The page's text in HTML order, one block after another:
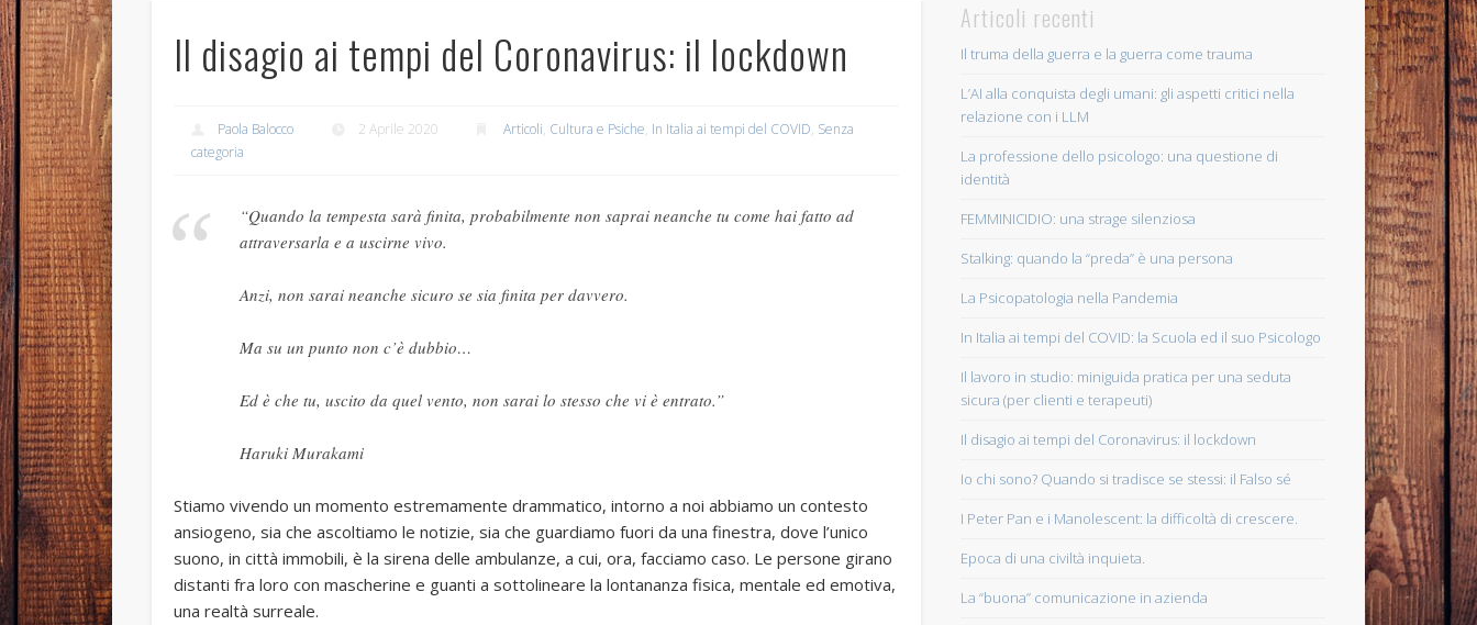
Il disagio ai tempi del Coronavirus: il lockdown
Paola Balocco 2 Aprile 2020 Articoli, Cultura e Psiche, In Italia ai tempi del COVID, Senza
categoria
“Quando la tempesta sarà finita, probabilmente non saprai neanche tu come hai fatto ad
attraversarla e a uscirne vivo.
Anzi, non sarai neanche sicuro se sia finita per davvero.
Ma su un punto non c’è dubbio…
Ed è che tu, uscito da quel vento, non sarai lo stesso che vi è entrato.”
Haruki Murakami
Stiamo vivendo un momento estremamente drammatico, intorno a noi abbiamo un contesto
ansiogeno, sia che ascoltiamo le notizie, sia che guardiamo fuori da una finestra, dove l’unico
suono, in città immobili, è la sirena delle ambulanze, a cui, ora, facciamo caso. Le persone girano
distanti fra loro con mascherine e guanti a sottolineare la lontananza fisica, mentale ed emotiva,
una realtà surreale.
Articoli recenti
Il truma della guerra e la guerra come trauma
L’AI alla conquista degli umani: gli aspetti critici nella
relazione con i LLM
La professione dello psicologo: una questione di
identità
FEMMINICIDIO: una strage silenziosa
Stalking: quando la “preda” è una persona
La Psicopatologia nella Pandemia
In Italia ai tempi del COVID: la Scuola ed il suo Psicologo
Il lavoro in studio: miniguida pratica per una seduta
sicura (per clienti e terapeuti)
Il disagio ai tempi del Coronavirus: il lockdown
Io chi sono? Quando si tradisce se stessi: il Falso sé
I Peter Pan e i Manolescent: la difficoltà di crescere.
Epoca di una civiltà inquieta.
La “buona” comunicazione in azienda